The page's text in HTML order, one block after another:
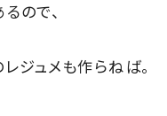
ので、
ジュメも作らねば。